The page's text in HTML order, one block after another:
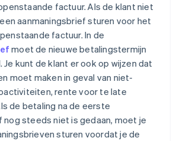
factuur. Als de klant niet
aanmaningsbrief sturen voor het
factuur. In de
moet de nieuwe betalingstermijn
Je kunt de klant er ook op wijzen dat
moet maken in geval van niet-
rente voor te late
de betaling na de eerste
nog steeds niet is gedaan, moet je
sturen voordat je de